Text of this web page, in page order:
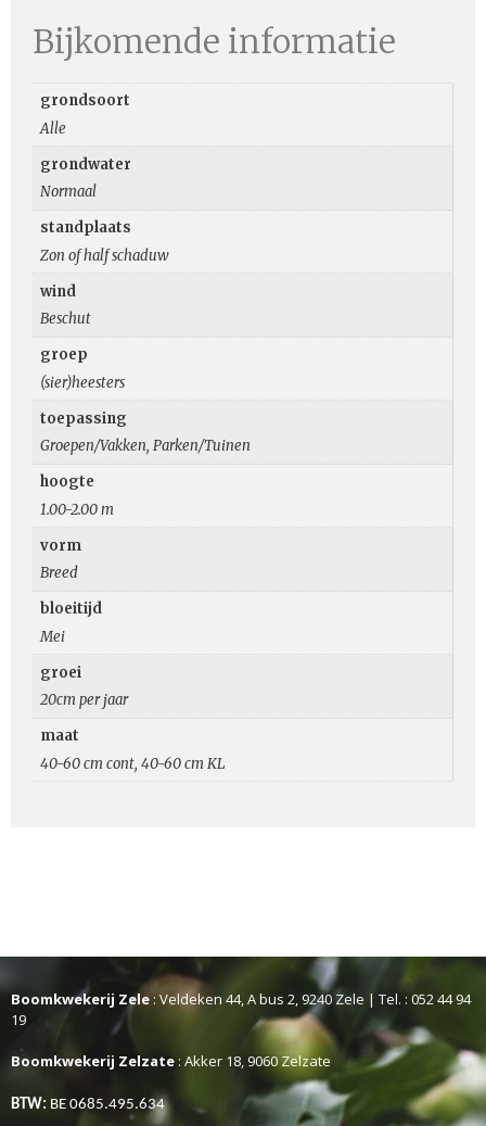
Bijkomende informatie
grondsoort
Alle
grondwater
Normaal
standplaats
Zon of half schaduw
wind
Beschut
groep
(sier)heesters
toepassing
Groepen/Vakken, Parken/Tuinen
hoogte
1.00-2.00 m
vorm
Breed
bloeitijd
Mei
groei
20cm per jaar
maat
40-60 cm cont, 40-60 cm KL
Boomkwekerij Zele: Veldeken 44, A bus 2, 9240 Zele | Tel. : 052 44 94
19
Boomkwekerij Zelzate : Akker 18, 9060 Zelzate
BTW: BE 0685.495.634